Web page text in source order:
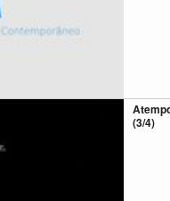
(3/4)